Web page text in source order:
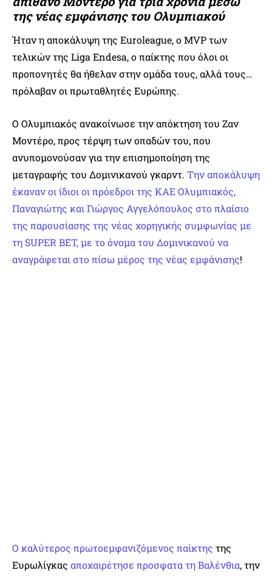
της νέας εμφάνισης του Ολυμπιακού
Ήταν η αποκάλυψη της Euroleague, ο MVP των
τελικών της Liga Endesa, ο παίκτης που όλοι οι
προπονητές θα ήθελαν στην ομάδα τους, αλλά τους…
πρόλαβαν οι πρωταθλητές Ευρώπης.
Ο Ολυμπιακός ανακοίνωσε την απόκτηση του Ζαν
Μοντέρο, προς τέρψη των οπαδών του, που
ανυπομονούσαν για την επισημοποίηση της
μεταγραφής του Δομινικανού γκαρντ. Την αποκάλυψη
έκαναν οι ίδιοι οι πρόεδροι της ΚΑΕ Ολυμπιακός,
Παναγιώτης και Γιώργος Αγγελόπουλος στο πλαίσιο
της παρουσίασης της νέας χορηγικής συμφωνίας με
τη SUPER BET, με το όνομα του Δομινικανού να
αναγράφεται στο πίσω μέρος της νέας εμφάνισης!
Ο καλύτερος πρωτοεμφανιζόμενος παίκτης της
Ευρωλίγκας αποχαιρέτησε προσφατα τη Βαλένθια, την